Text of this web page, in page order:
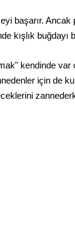
başarır.
kışlık buğdayı
kendinde var
için de